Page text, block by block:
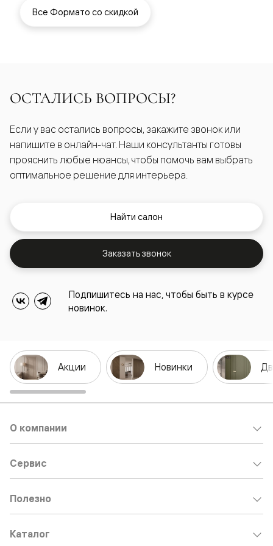
Все Формато со скидкой
ОСТАЛИСЬ ВОПРОСЫ?
Если у вас остались вопросы, закажите звонок или
напишите в онлайн-чат. Наши консультанты готовы
прояснить любые нюансы, чтобы помочь вам выбрать
оптимальное решение для интерьера.
Найти салон
Заказать звонок
Подпишитесь на нас, чтобы быть в курсе
новинок.
Акции Новинки
О компании
Сервис
Полезно
Каталог